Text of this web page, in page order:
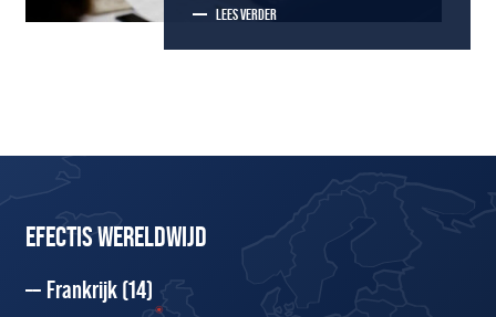
LEES VERDER
EFECTIS WERELDWIJD
Frankrijk(14)